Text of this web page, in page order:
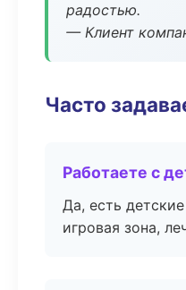
радостью.
— Клиент
Часто
Работаете с
Да, есть
игровая зона,